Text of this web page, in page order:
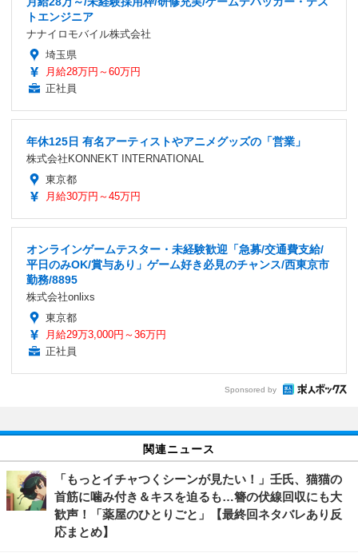
トエンジニア
ナナイロモバイル株式会社
埼玉県
月給28万円～60万円
正社員
年休125日 有名アーティストやアニメグッズの「営業」
株式会社KONNEKT INTERNATIONAL
東京都
月給30万円～45万円
オンラインゲームテスター・未経験歓迎「急募/交通費支給/
平日のみOK/賞与あり」ゲーム好き必見のチャンス/西東京市
勤務/8895
株式会社onlixs
東京都
月給29万3,000円～36万円
正社員
Sponsored by
関連ニュース
「もっとイチャつくシーンが見たい！」壬氏、猫猫の
首筋に噛み付き＆キスを迫るも…簪の伏線回収にも大
歓声！「薬屋のひとりごと」【最終回ネタバレあり反
応まとめ】